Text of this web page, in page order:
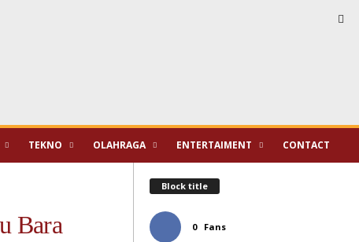
TEKNO OLAHRAGA ENTERTAIMENT CONTACT
Bara
Block title
0 Fans